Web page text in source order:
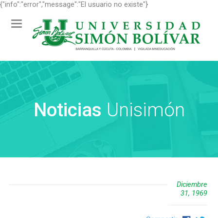
{"info":"error","message":"El usuario no existe"}
Toggle
navigation
Noticias Unisimón
Diciembre
31, 1969